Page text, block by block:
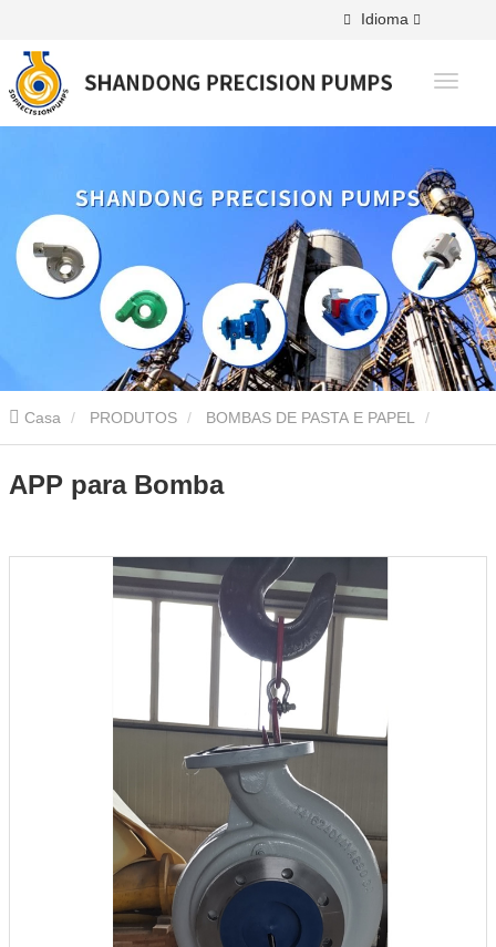
Idioma
Casa PRODUTOS BOMBAS DE PASTA E PAPEL
Bomba APP APP para Bomba
APP para Bomba